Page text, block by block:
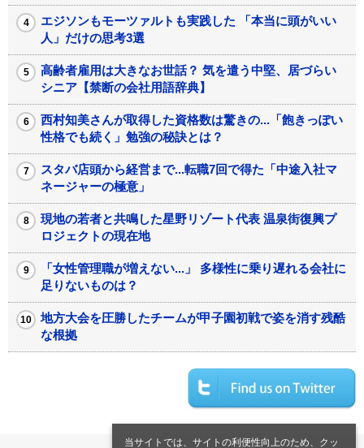
当サイトでは、サイトの利便性向上のため、クッ
エジソンもモーツァルトも実践した 「本当に頭がいい
人」だけの思考3選
高齢者雇用は大きなお世話？ 気を遣う中堅、居づらい
シニア【禁断の会社用語辞典】
西村知美さんが取得した資格数は驚きの...「飽きっぽい
性格でも続く」勉強の秘訣とは？
スタバ店頭から経営まで...転職7回で得た「中途入社マ
ネージャーの極意」
現地の若者と共鳴した星野リゾート代表 温泉街復興プ
ロジェクトの現在地
「女性管理職が増えない...」 多様性に乗り遅れる会社に
足りないものは？
地方大会を圧勝したチームが甲子園初戦で姿を消す残酷
な根拠